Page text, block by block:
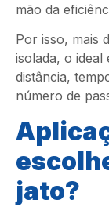
mão da
Por isso, mais
isolada, o
distância,
número de
jato?